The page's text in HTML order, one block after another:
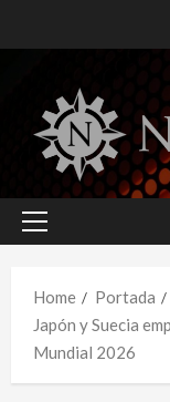
to
Primary
Home
Portada
Japón y Suecia
Mundial 2026